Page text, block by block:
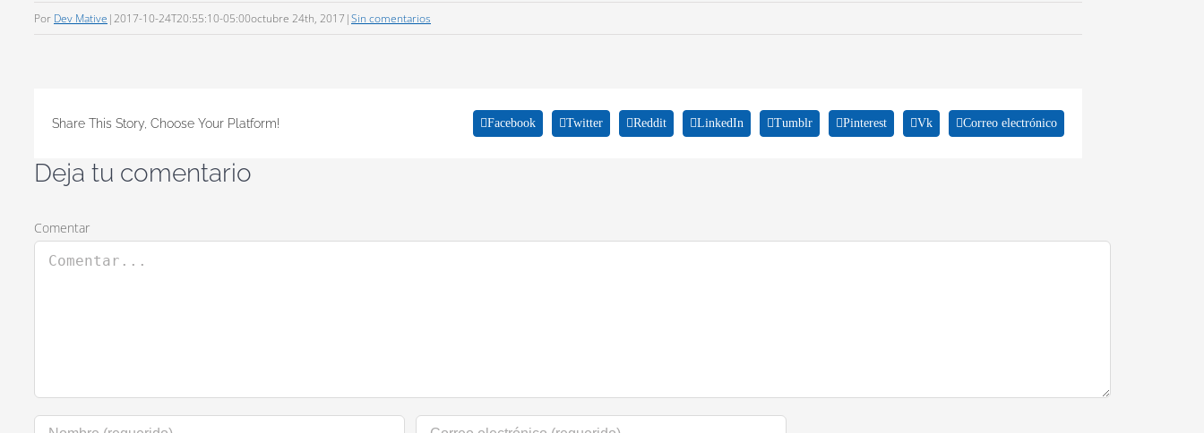
Por Dev Mative |2017-10-24T20:55:10-05:00octubre 24th, 2017 |Sin comentarios
Share This Story, Choose Your Platform! Facebook Twitter Reddit LinkedIn Tumblr Pinterest Vk Correo electrónico
Deja tu comentario
Comentar